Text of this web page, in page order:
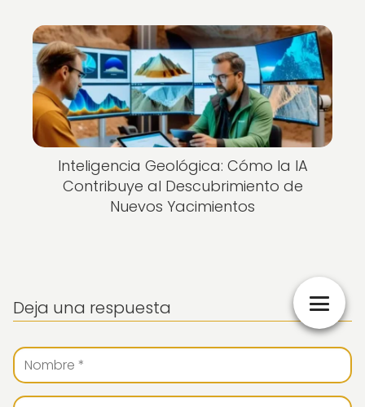
Inteligencia Geológica: Cómo la IA
Contribuye al Descubrimiento de
Nuevos Yacimientos
Deja una respuesta